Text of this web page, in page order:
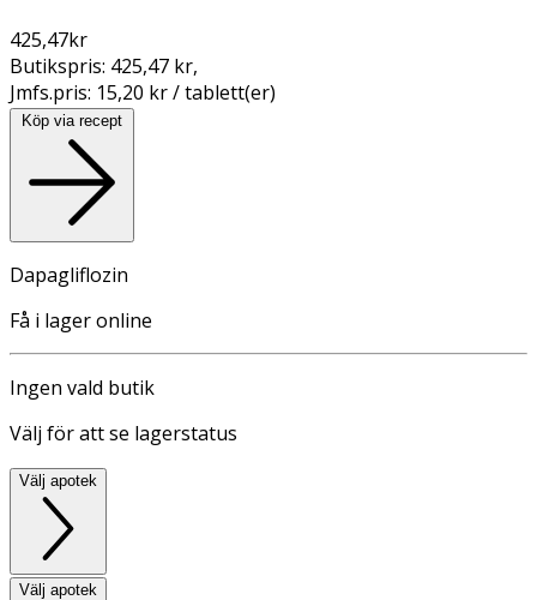
425,47kr
Butikspris: 425,47 kr,
Jmfs.pris: 15,20 kr / tablett(er)
Köp via recept
Dapagliflozin
Få i lager online
Ingen vald butik
Välj för att se lagerstatus
Välj apotek
Välj apotek